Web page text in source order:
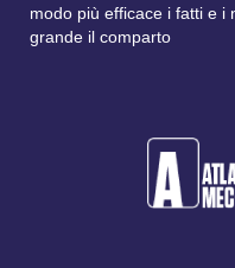
modo più efficace i fatti e i
grande il comparto